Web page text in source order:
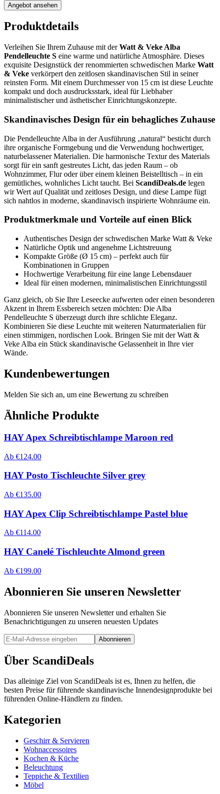
Angebot ansehen
Produktdetails
Verleihen Sie Ihrem Zuhause mit derWatt & Veke Alba
Pendelleuchte S eine warme und natürliche Atmosphäre. Dieses
exquisite Designstück der renommierten schwedischen Marke Watt
& Veke verkörpert den zeitlosen skandinavischen Stil in seiner
reinsten Form. Mit einem Durchmesser von 15 cm ist diese Leuchte
kompakt und doch ausdrucksstark, ideal für Liebhaber
minimalistischer und ästhetischer Einrichtungskonzepte.
Skandinavisches Design für ein behagliches Zuhause
Die Pendelleuchte Alba in der Ausführung „natural“ besticht durch
ihre organische Formgebung und die Verwendung hochwertiger,
naturbelassener Materialien. Die harmonische Textur des Materials
sorgt für ein sanft gestreutes Licht, das jeden Raum – ob
Wohnzimmer, Flur oder über einem kleinen Beistelltisch – in ein
gemütliches, wohnliches Licht taucht. Bei ScandiDeals.de legen
wir Wert auf Qualität und zeitloses Design, und diese Lampe fügt
sich nahtlos in moderne, skandinavisch inspirierte Wohnräume ein.
Produktmerkmale und Vorteile auf einen Blick
Authentisches Design der schwedischen Marke Watt & Veke
Natürliche Optik und angenehme Lichtstreuung
Kompakte Größe (Ø 15 cm) – perfekt auch für
Kombinationen in Gruppen
Hochwertige Verarbeitung für eine lange Lebensdauer
Ideal für einen modernen, minimalistischen Einrichtungsstil
Ganz gleich, ob Sie Ihre Leseecke aufwerten oder einen besonderen
Akzent in Ihrem Essbereich setzen möchten: Die Alba
Pendelleuchte S überzeugt durch ihre schlichte Eleganz.
Kombinieren Sie diese Leuchte mit weiteren Naturmaterialien für
einen stimmigen, nordischen Look. Bringen Sie mit der Watt &
Veke Alba ein Stück skandinavische Gelassenheit in Ihre vier
Wände.
Kundenbewertungen
Melden Sie sich an, um eine Bewertung zu schreiben
Ähnliche Produkte
HAY Apex Schreibtischlampe Maroon red
Ab €124.00
HAY Posto Tischleuchte Silver grey
Ab €135.00
HAY Apex Clip Schreibtischlampe Pastel blue
Ab €114.00
HAY Canelé Tischleuchte Almond green
Ab €199.00
Abonnieren Sie unseren Newsletter
Abonnieren Sie unseren Newsletter und erhalten Sie
Benachrichtigungen zu unseren neuesten Updates
Abonnieren
Über ScandiDeals
Das alleinige Ziel von ScandiDeals ist es, Ihnen zu helfen, die
besten Preise für führende skandinavische Innendesignprodukte bei
führenden Online-Händlern zu finden.
Kategorien
Geschirr & Servieren
Wohnaccessoires
Kochen & Küche
Beleuchtung
Teppiche & Textilien
Möbel